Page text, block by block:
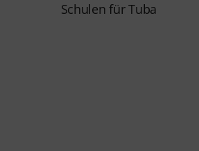
Schulen für Tuba